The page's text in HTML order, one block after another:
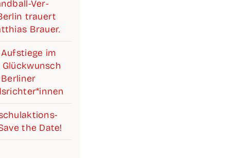
Ver­­­­­
trau­ert
Brauer.
im
Glück­wunsch
the Date!